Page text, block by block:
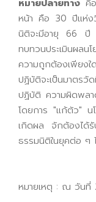
หมายปลายทาง คื
หน้า คือ 30 ปีแห่ง
นิติจะมีอายุ 66 ปี เ
ทบทวนประเมินผลน
ความถูกต้องเพียง
ปฏิบัติจะเป็นมาตรวั
ปฏิบัติ ความผิดพลา
โดยการ "แก้ตัว" น
เกิดผล จักต้องได้รั
ธรรมนิติในยุคต่อ ๆ
หมายเหตุ : ณ วันที่